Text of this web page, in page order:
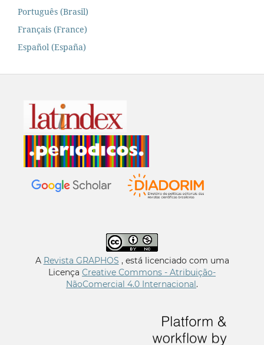
Português (Brasil)
Français (France)
Español (España)
A Revista GRAPHOS , está licenciado com uma
Licença Creative Commons - Atribuição-
NãoComercial 4.0 Internacional.